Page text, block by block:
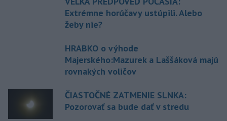
Extrémne horúčavy ustúpili. Alebo
žeby nie?
HRABKO o výhode
Majerského:Mazurek a Laššáková majú
rovnakých voličov
ČIASTOČNÉ ZATMENIE SLNKA:
Pozorovať sa bude dať v stredu